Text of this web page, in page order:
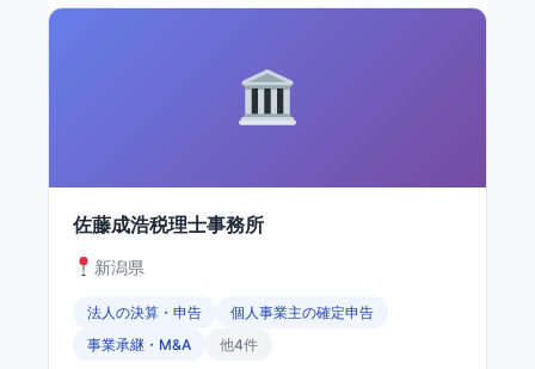
佐藤成浩税理士事務所
新潟県
法人の決算・申告
個人事業主の確定申告
事業承継・M&A
他4件